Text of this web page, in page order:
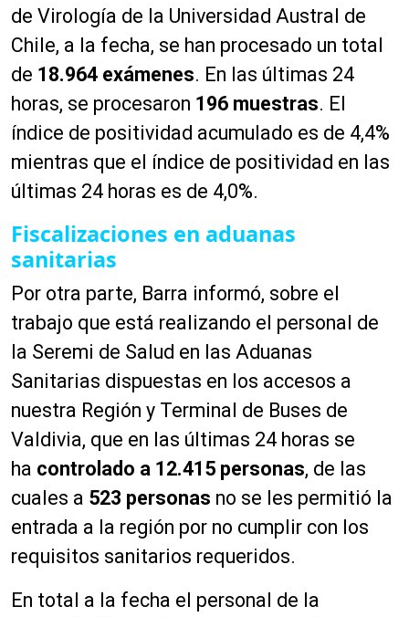
de Virología de la Universidad Austral de
Chile, a la fecha, se han procesado un total
de 18.964 exámenes. En las últimas 24
horas, se procesaron 196 muestras. El
índice de positividad acumulado es de 4,4%
mientras que el índice de positividad en las
últimas 24 horas es de 4,0%.
Fiscalizaciones en aduanas
sanitarias
Por otra parte, Barra informó, sobre el
trabajo que está realizando el personal de
la Seremi de Salud en las Aduanas
Sanitarias dispuestas en los accesos a
nuestra Región y Terminal de Buses de
Valdivia, que en las últimas 24 horas se
ha controlado a 12.415 personas, de las
cuales a 523 personas no se les permitió la
entrada a la región por no cumplir con los
requisitos sanitarios requeridos.
En total a la fecha el personal de la